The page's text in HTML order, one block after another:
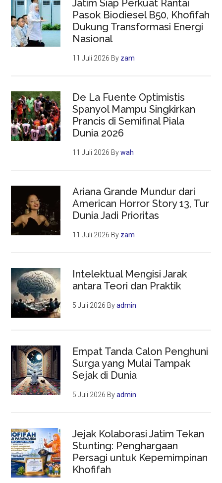
Jatim Siap Perkuat Rantai
Pasok Biodiesel B50, Khofifah
Dukung Transformasi Energi
Nasional
11 Juli 2026 By zam
De La Fuente Optimistis
Spanyol Mampu Singkirkan
Prancis di Semifinal Piala
Dunia 2026
11 Juli 2026 Bywah
Ariana Grande Mundur dari
American Horror Story 13, Tur
Dunia Jadi Prioritas
11 Juli 2026 By zam
Intelektual Mengisi Jarak
antara Teori dan Praktik
5 Juli 2026 Byadmin
Empat Tanda Calon Penghuni
Surga yang Mulai Tampak
Sejak di Dunia
5 Juli 2026 Byadmin
Jejak Kolaborasi Jatim Tekan
Stunting: Penghargaan
Persagi untuk Kepemimpinan
Khofifah